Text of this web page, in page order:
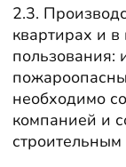
2.3.
квартирах и
пользования:
необходимо
компанией и
строительным